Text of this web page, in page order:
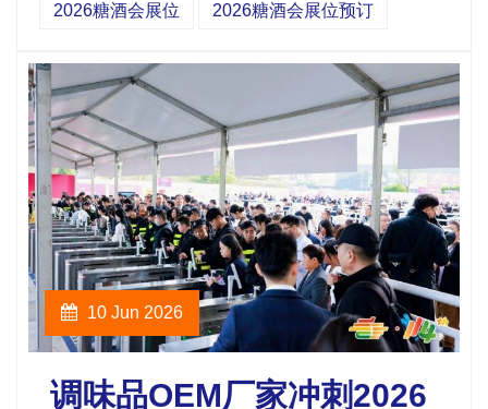
2026糖酒会展位
2026糖酒会展位预订
10 Jun 2026
调味品OEM厂家冲刺2026